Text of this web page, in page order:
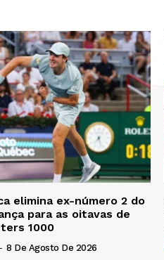
elimina ex-número 2 do
para as oitavas de
1000
8 De Agosto De 2026